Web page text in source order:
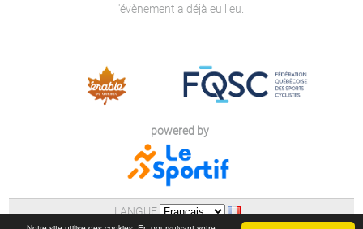
l'évènement a déjà eu lieu.
powered by
LANGUE